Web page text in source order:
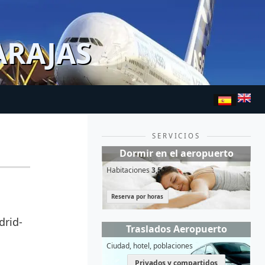
SERVICIOS
Dormir en el aeropuerto
Habitaciones3,5*
Reserva por horas
Traslados Aeropuerto
Ciudad, hotel, poblaciones